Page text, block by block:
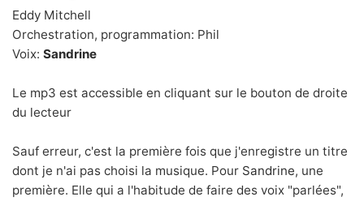
Eddy Mitchell
Orchestration, programmation: Phil
Voix: Sandrine
Le mp3 est accessible en cliquant sur le bouton de droite
du lecteur
Sauf erreur, c'est la première fois que j'enregistre un titre
dont je n'ai pas choisi la musique. Pour Sandrine, une
première. Elle qui a l'habitude de faire des voix "parlées",